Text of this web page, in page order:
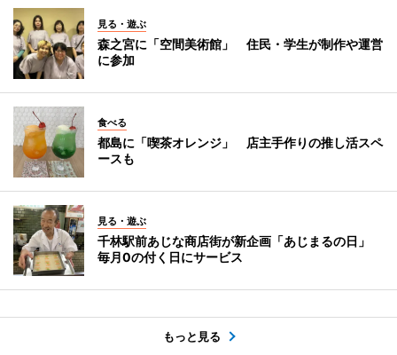
見る・遊ぶ
森之宮に「空間美術館」 住民・学生が制作や運営
に参加
食べる
都島に「喫茶オレンジ」 店主手作りの推し活スペ
ースも
見る・遊ぶ
千林駅前あじな商店街が新企画「あじまるの日」
毎月0の付く日にサービス
もっと見る